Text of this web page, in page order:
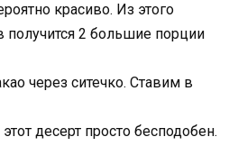
красиво. Из этого
получится 2 большие порции
через ситечко. Ставим в
десерт просто бесподобен.